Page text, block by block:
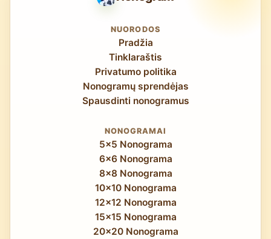
elementų kompozicijos ir subtili gradacijų
imitacija, todėl kiekvienas užbaigtas 25×25
galvosūkis tampa išties įspūdingu vizualiniu
NUORODOS
Pradžia
Tinklaraštis
Privatumo politika
Nonogramų sprendėjas
Spausdinti nonogramus
NONOGRAMAI
5x5 Nonograma
6x6 Nonograma
8x8 Nonograma
10x10 Nonograma
12x12 Nonograma
15x15 Nonograma
20x20 Nonograma